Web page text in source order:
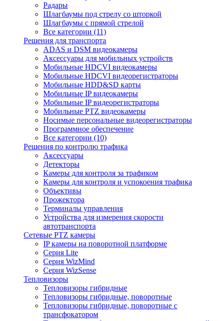
Радары
Шлагбаумы под стрелу со шторкой
Шлагбаумы с прямой стрелой
Все категории (11)
Решения для транспорта
ADAS и DSM видеокамеры
Аксессуары для мобильных устройств
Мобильные HDCVI видеокамеры
Мобильные HDCVI видеорегистраторы
Мобильные HDD&SD карты
Мобильные IP видеокамеры
Мобильные IP видеорегистраторы
Мобильные PTZ видеокамеры
Носимые персональные видеорегистраторы
Программное обеспечение
Все категории (10)
Решения по контролю трафика
Аксессуары
Детекторы
Камеры для контроля за трафиком
Камеры для контроля и успокоения трафика
Объективы
Прожектора
Терминалы управления
Устройства для измерения скорости
автотранспорта
Сетевые PTZ камеры
IP камеры на поворотной платформе
Серия Lite
Серия WizMind
Серия WizSense
Тепловизоры
Тепловизоры гибридные
Тепловизоры гибридные, поворотные
Тепловизоры гибридные, поворотные с
трансфокатором